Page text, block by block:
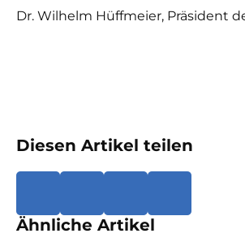
Dr. Wilhelm Hüffmeier, Präsident
Diesen Artikel teilen
Ähnliche Artikel